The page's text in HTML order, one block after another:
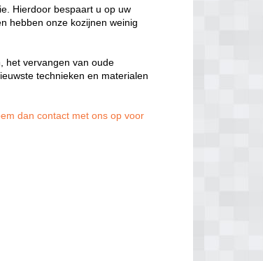
Hierdoor bespaart u op uw
hebben onze kozijnen weinig
het vervangen van oude
technieken en materialen
dan contact met ons op voor